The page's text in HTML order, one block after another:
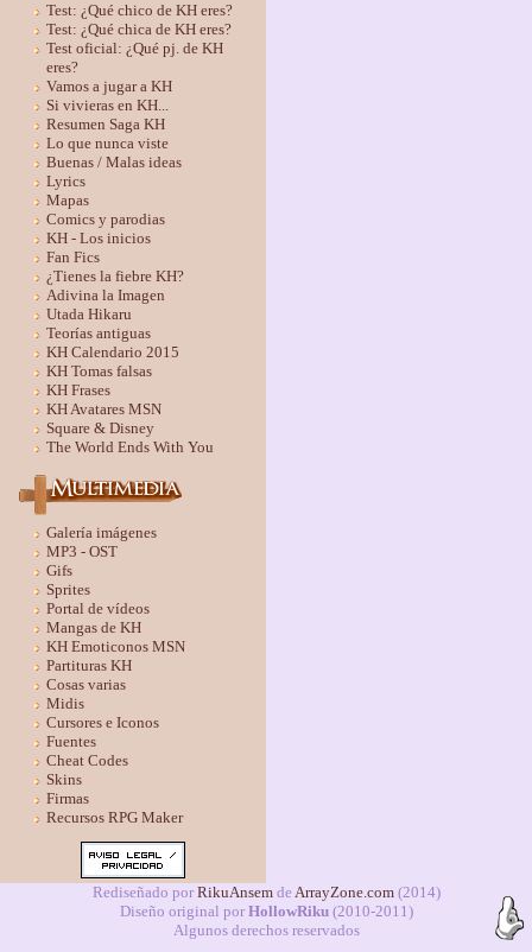
Test: ¿Qué chico de KH eres?
Test: ¿Qué chica de KH eres?
Test oficial: ¿Qué pj. de KH
eres?
Vamos a jugar a KH
Si vivieras en KH...
Resumen Saga KH
Lo que nunca viste
Buenas / Malas ideas
Lyrics
Mapas
Comics y parodias
KH - Los inicios
Fan Fics
¿Tienes la fiebre KH?
Adivina la Imagen
Utada Hikaru
Teorías antiguas
KH Calendario 2015
KH Tomas falsas
KH Frases
KH Avatares MSN
Square & Disney
The World Ends With You
Galería imágenes
MP3 - OST
Gifs
Sprites
Portal de vídeos
Mangas de KH
KH Emoticonos MSN
Partituras KH
Cosas varias
Midis
Cursores e Iconos
Fuentes
Cheat Codes
Skins
Firmas
Recursos RPG Maker
Rediseñado por RikuAnsemde ArrayZone.com(2014)
Diseño original por HollowRiku(2010-2011)
Algunos derechos reservados